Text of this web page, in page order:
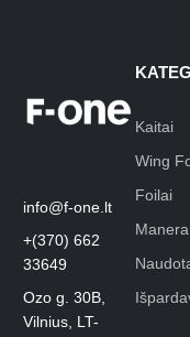
info@f-one.lt
+(370) 662
33649
Ozo g. 30B,
Vilnius, LT-
Kaitai
Wing
Foilai
Manera